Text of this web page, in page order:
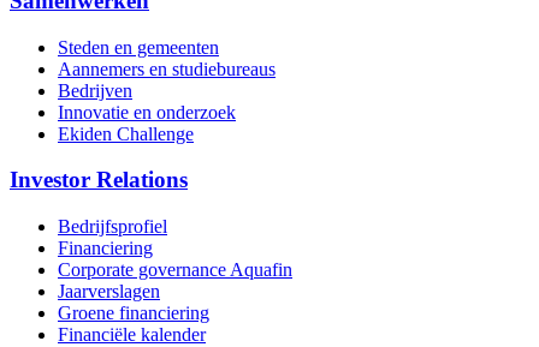
Steden en gemeenten
Aannemers en studiebureaus
Bedrijven
Innovatie en onderzoek
Ekiden Challenge
Investor Relations
Bedrijfsprofiel
Financiering
Corporate governance Aquafin
Jaarverslagen
Groene financiering
Financiële kalender